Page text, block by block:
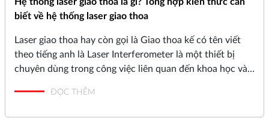
biết về hệ thống laser giao thoa
Laser giao thoa hay còn gọi là Giao thoa kế có tên viết
theo tiếng anh là Laser Interferometer là một thiết bị
chuyên dùng trong công việc liên quan đến khoa học và
những năm 1800 và thường hoạt động bằng cách kết
ĐỌC THÊM